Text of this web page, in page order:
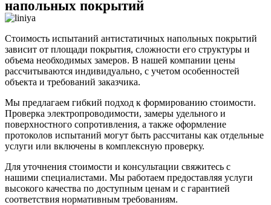
напольных покрытий
Стоимость испытаний антистатичных напольных покрытий
зависит от площади покрытия, сложности его структуры и
объема необходимых замеров. В нашей компании цены
рассчитываются индивидуально, с учетом особенностей
объекта и требований заказчика.
Мы предлагаем гибкий подход к формированию стоимости.
Проверка электропроводимости, замеры удельного и
поверхностного сопротивления, а также оформление
протоколов испытаний могут быть рассчитаны как отдельные
услуги или включены в комплексную проверку.
Для уточнения стоимости и консультации свяжитесь с
нашими специалистами. Мы работаем предоставляя услуги
высокого качества по доступным ценам и с гарантией
соответствия нормативным требованиям.